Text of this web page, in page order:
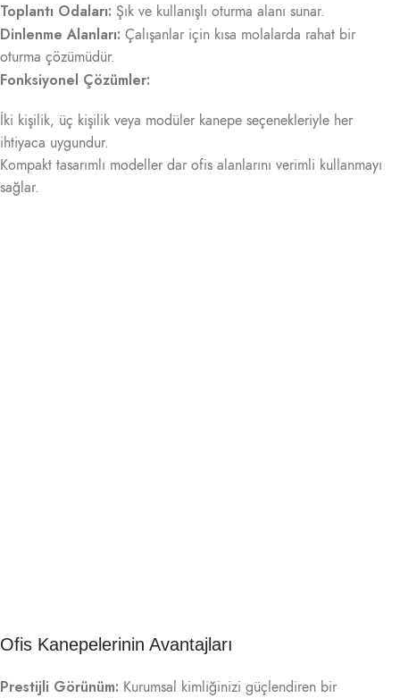
Toplantı Odaları: Şık ve kullanışlı oturma alanı sunar.
Dinlenme Alanları: Çalışanlar için kısa molalarda rahat bir
oturma çözümüdür.
Fonksiyonel Çözümler:
İki kişilik, üç kişilik veya modüler kanepe seçenekleriyle her
ihtiyaca uygundur.
Kompakt tasarımlı modeller dar ofis alanlarını verimli kullanmayı
sağlar.
Ofis Kanepelerinin Avantajları
Prestijli Görünüm: Kurumsal kimliğinizi güçlendiren bir